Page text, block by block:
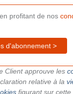
de travail
disponible dans le
profitant de nos
d'abonnement >
Client approuve les
relative à la
figurant sur cette